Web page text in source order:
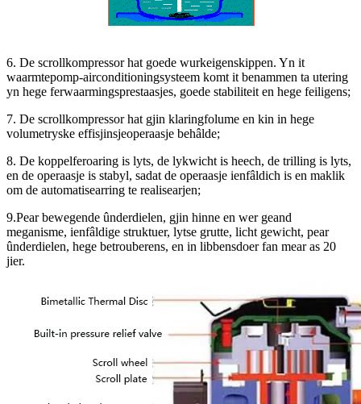
6. De scrollkompressor hat goede wurkeigenskippen. Yn it
waarmtepomp-airconditioningsysteem komt it benammen ta utering
yn hege ferwaarmingsprestaasjes, goede stabiliteit en hege feiligens;
7. De scrollkompressor hat gjin klaringfolume en kin in hege
volumetryske effisjinsjeoperaasje behâlde;
8. De koppelferoaring is lyts, de lykwicht is heech, de trilling is lyts,
en de operaasje is stabyl, sadat de operaasje ienfâldich is en maklik
om de automatisearring te realisearjen;
9.Pear bewegende ûnderdielen, gjin hinne en wer geand
meganisme, ienfâldige struktuer, lytse grutte, licht gewicht, pear
ûnderdielen, hege betrouberens, en in libbensdoer fan mear as 20
jier.